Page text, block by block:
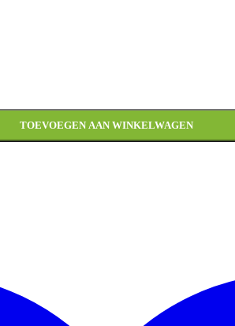
TOEVOEGEN AAN WINKELWAGEN